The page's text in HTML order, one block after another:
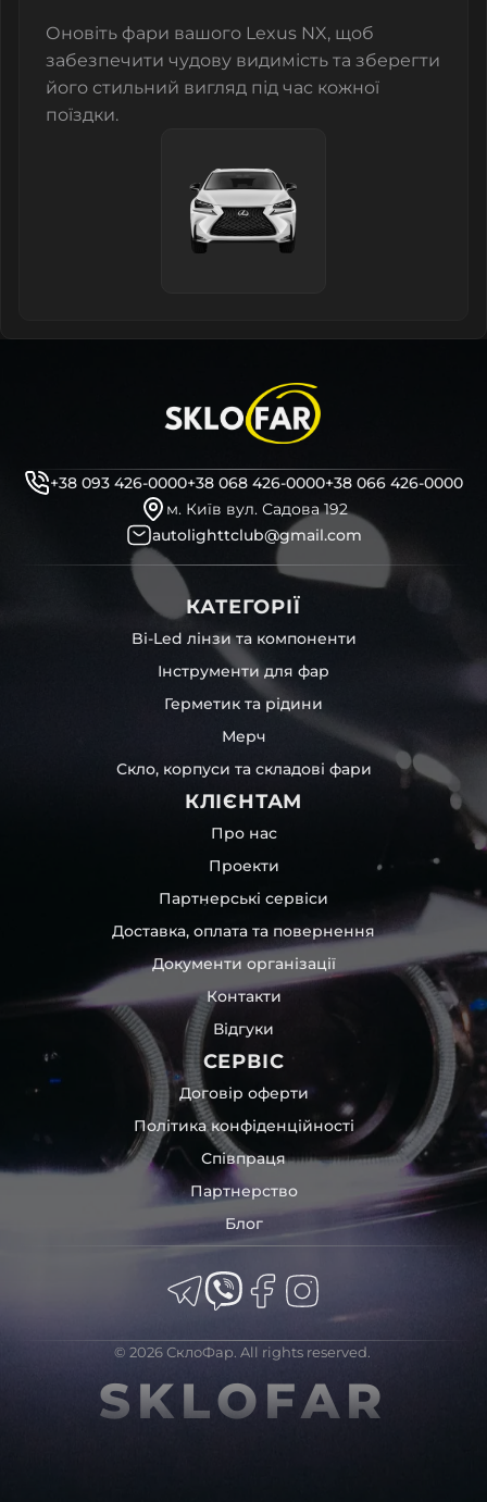
Оновіть фари вашого Lexus NX, щоб
забезпечити чудову видимість та зберегти
його стильний вигляд під час кожної
поїздки.
+38 093 426-0000+38 068 426-0000+38 066 426-0000
м. Київ вул. Садова 192
autolighttclub@gmail.com
КАТЕГОРІЇ
Bi-Led лінзи та компоненти
Інструменти для фар
Герметик та рідини
Мерч
Скло, корпуси та складові фари
КЛІЄНТАМ
Про нас
Проекти
Партнерські сервіси
Доставка, оплата та повернення
Документи організації
Контакти
Відгуки
СЕРВІС
Договір оферти
Політика конфіденційності
Співпраця
Партнерство
Блог
© 2026 СклоФар. All rights reserved.
SKLOFAR